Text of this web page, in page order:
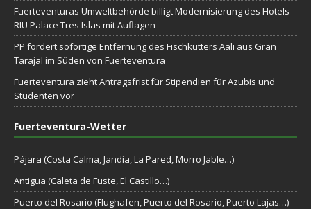
Fuerteventuras Umweltbehörde billigt Modernisierung des Hotels
RIU Palace Tres Islas mit Auflagen
PP fordert sofortige Entfernung des Fischkutters Aali aus Gran
Tarajal im Süden von Fuerteventura
Fuerteventura zieht Antragsfrist für Stipendien für Azubis und
Studenten vor
Fuerteventura-Wetter
Pájara (Costa Calma, Jandia, La Pared, Morro Jable…)
Antigua (Caleta de Fuste, El Castillo…)
Puerto del Rosario (Flughafen, Puerto del Rosario, Puerto Lajas…)